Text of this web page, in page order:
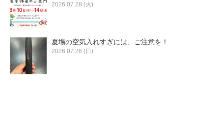
2026.07.28 (火)
夏場の空気入れすぎには、ご注意を！
2026.07.26 (日)